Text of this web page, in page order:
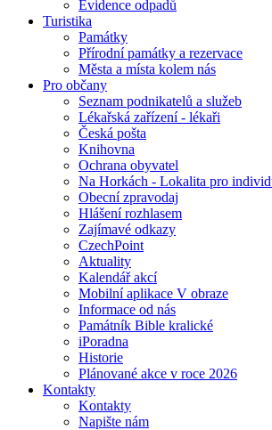
Evidence odpadů
Turistika
Památky
Přírodní památky a rezervace
Města a místa kolem nás
Pro občany
Seznam podnikatelů a služeb
Lékařská zařízení - lékaři
Česká pošta
Knihovna
Ochrana obyvatel
Na Horkách - Lokalita pro
Obecní zpravodaj
Hlášení rozhlasem
Zajímavé odkazy
CzechPoint
Aktuality
Kalendář akcí
Mobilní aplikace V obraze
Informace od nás
Památník Bible kralické
iPoradna
Historie
Plánované akce v roce 2026
Kontakty
Kontakty
Napište nám